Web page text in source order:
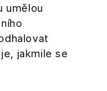
umělou
jakmile se